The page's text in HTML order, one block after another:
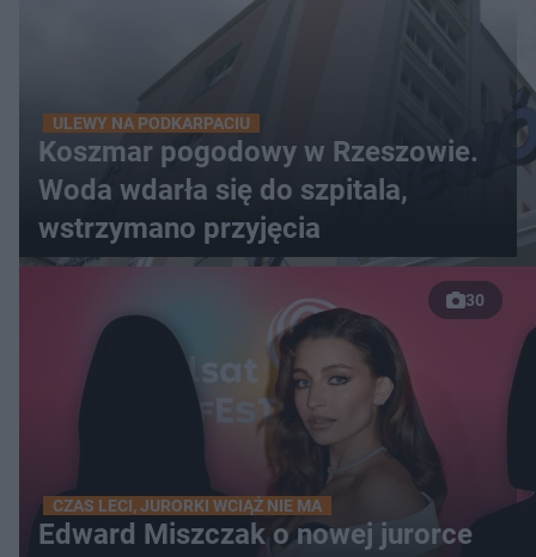
ULEWY NA PODKARPACIU
Koszmar pogodowy w Rzeszowie.
Woda wdarła się do szpitala,
wstrzymano przyjęcia
30
CZAS LECI, JURORKI WCIĄŻ NIE MA
Edward Miszczak o nowej jurorce